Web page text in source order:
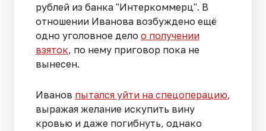
рублей из банка "Интеркоммерц". В
отношении Иванова возбуждено ещё
одно уголовное дело о получении
взяток, по нему приговор пока не
вынесен.
Иванов пытался уйти на спецоперацию,
выражая желание искупить вину
кровью и даже погибнуть, однако